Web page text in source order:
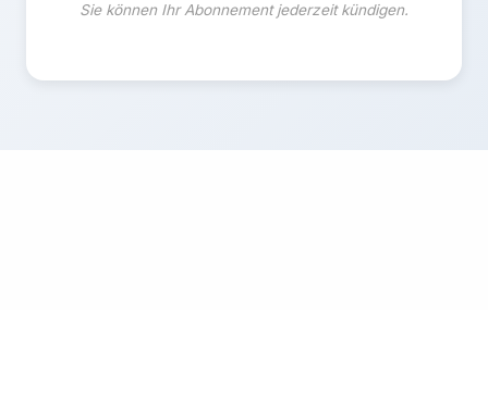
Sie können Ihr Abonnement jederzeit kündigen.